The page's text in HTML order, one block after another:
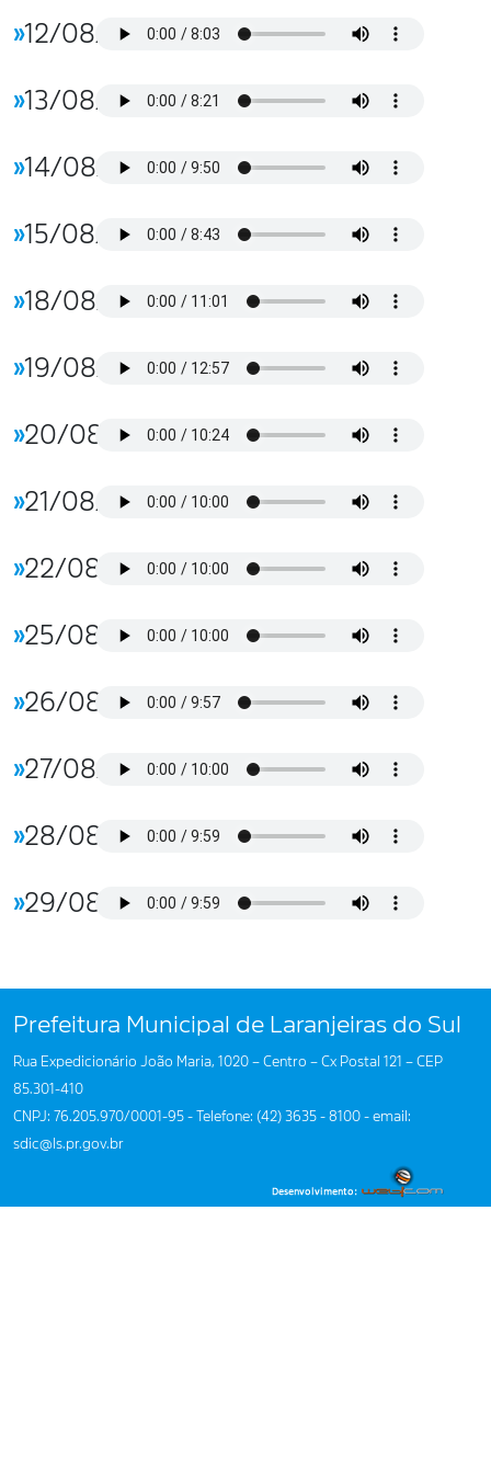
»12/08/2025
»13/08/2025
»14/08/2025
»15/08/2025
»18/08/2025
»19/08/2025
»20/08/2025
»21/08/2025
»22/08/2025
»25/08/2025
»26/08/2025
»27/08/2025
»28/08/2025
»29/08/2025
Prefeitura Municipal de Laranjeiras do Sul
Rua Expedicionário João Maria, 1020 – Centro – Cx Postal 121 – CEP
85.301-410
CNPJ: 76.205.970/0001-95 - Telefone: (42) 3635 - 8100 - email:
sdic@ls.pr.gov.br